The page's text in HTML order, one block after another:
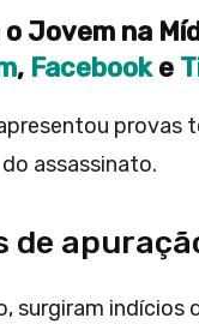
o Jovem na
, Facebooke
provas
assassinato.
de
surgiram indícios